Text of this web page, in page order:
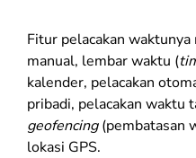
Fitur pelacakan
manual, lembar waktu (
kalender, pelacakan
pribadi, pelacakan waktu
geofencing(pembatasan
lokasi GPS.